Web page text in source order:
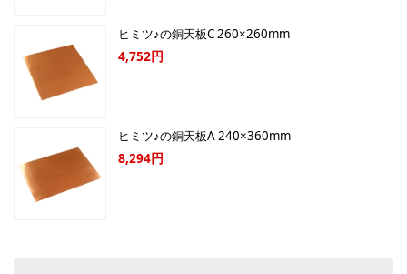
ヒミツ♪の銅天板C 260×260mm
4,752円
ヒミツ♪の銅天板A 240×360mm
8,294円